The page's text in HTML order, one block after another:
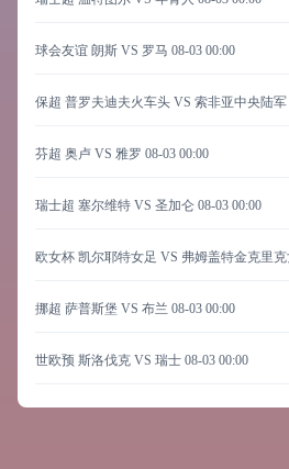
球会友谊 朗斯 VS 罗马 08-03 00:00
保超 普罗夫迪夫火车头 VS 索非亚中央陆军
芬超 奥卢 VS 雅罗 08-03 00:00
瑞士超 塞尔维特 VS 圣加仑 08-03 00:00
欧女杯 凯尔耶特女足 VS 弗姆盖特金克里克
挪超 萨普斯堡 VS 布兰 08-03 00:00
世欧预 斯洛伐克 VS 瑞士 08-03 00:00